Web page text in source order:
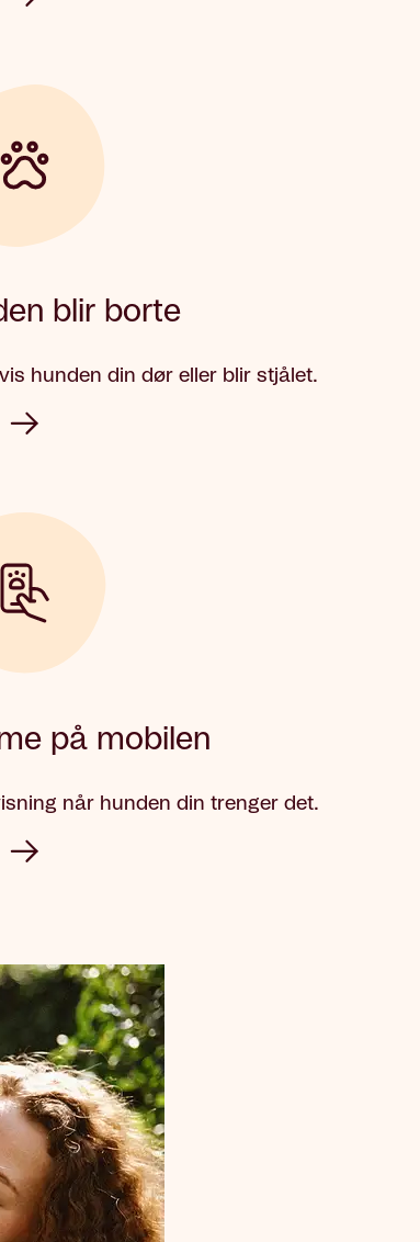
blir borte
hunden din dør eller blir stjålet.
på mobilen
når hunden din trenger det.